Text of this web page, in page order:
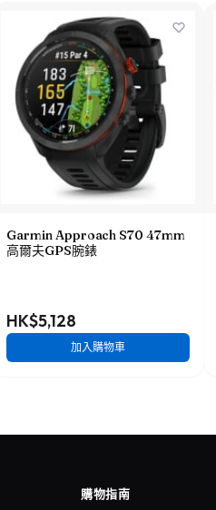
Garmin Approach S70 47mm
高爾夫GPS腕錶
HK$5,128
加入購物車
購物指南